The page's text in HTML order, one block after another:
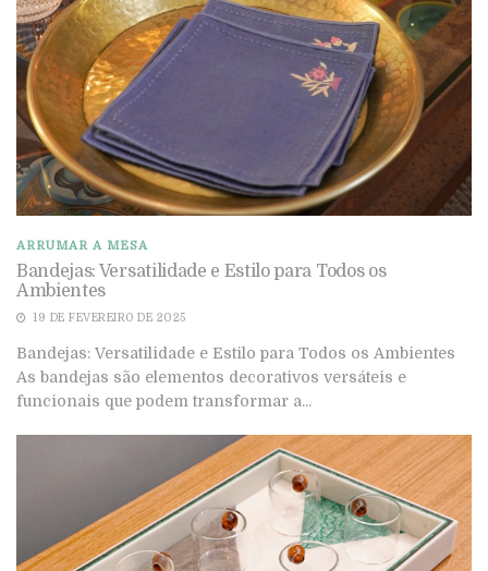
ARRUMAR A MESA
Bandejas: Versatilidade e Estilo para Todos os
Ambientes
19 DE FEVEREIRO DE 2025
Bandejas: Versatilidade e Estilo para Todos os Ambientes
As bandejas são elementos decorativos versáteis e
funcionais que podem transformar a...